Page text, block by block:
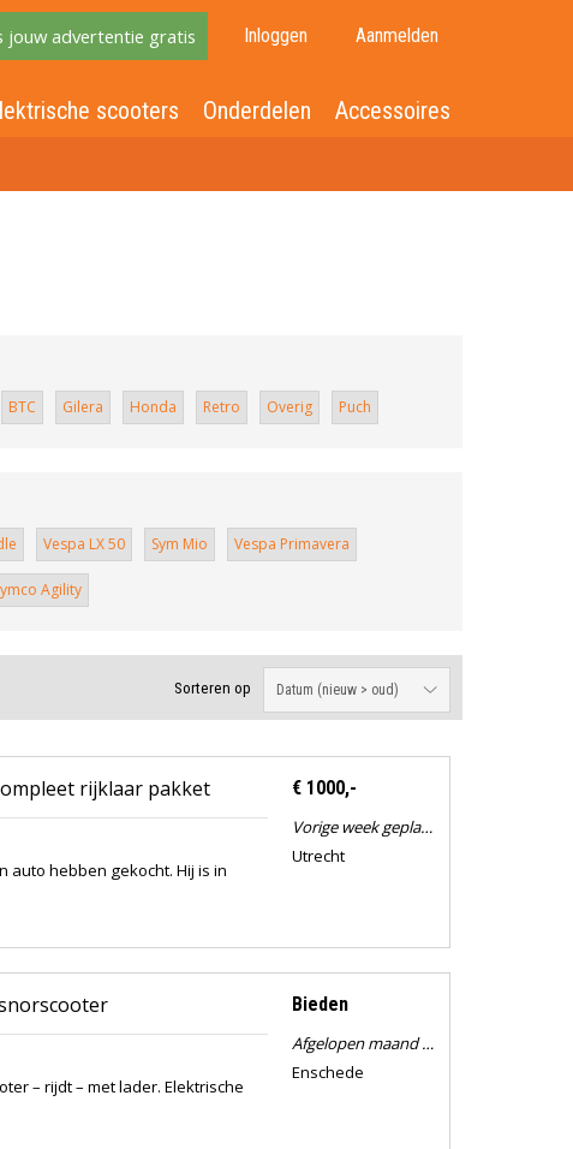
jouw advertentie gratis Inloggen Aanmelden
scooters Onderdelen Accessoires
BTC Gilera Honda Retro Overig Puch
Vespa LX 50 Sym Mio Vespa Primavera
Agility
Sorteren op
rijklaar pakket
auto hebben gekocht. Hij is in
€ 1000,-
Vorige week geplaatst
Utrecht
– rijdt – met lader. Elektrische
Bieden
Afgelopen maand geplaatst
Enschede